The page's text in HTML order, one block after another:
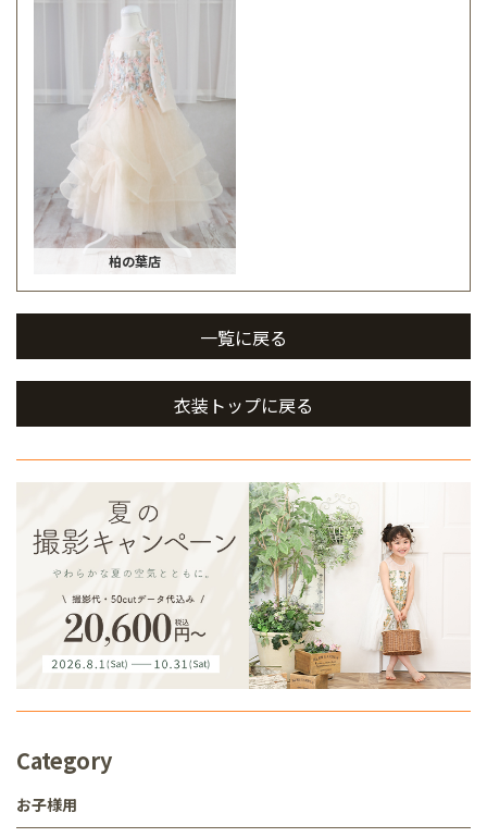
柏の葉店
一覧に戻る
衣装トップに戻る
Category
お子様用